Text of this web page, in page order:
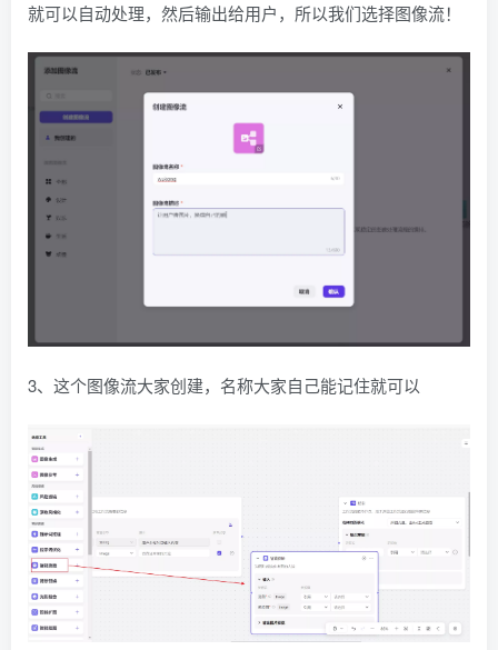
就可以自动处理，然后输出给用户，所以我们选择图像流！
3、这个图像流大家创建，名称大家自己能记住就可以